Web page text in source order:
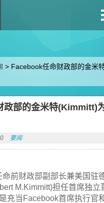
> Facebook任命财政部的金米
政部的金米特(Kimmitt)
要闻
命前财政部副部长兼美国驻
M.Kimmitt)担任首席独立
充当Facebook首席执行官